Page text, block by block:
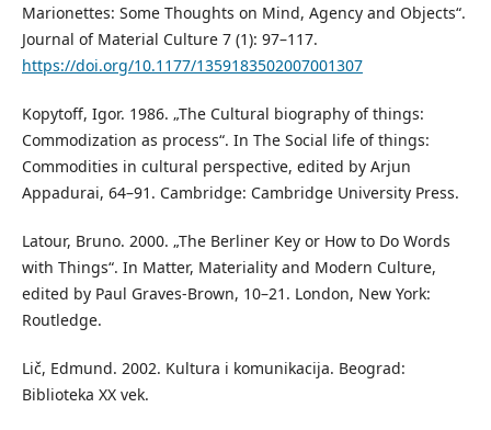
Marionettes: Some Thoughts on Mind, Agency and Objects“.
Journal of Material Culture 7 (1): 97–117.
https://doi.org/10.1177/1359183502007001307
Kopytoff, Igor. 1986. „The Cultural biography of things:
Commodization as process“. In The Social life of things:
Commodities in cultural perspective, edited by Arjun
Appadurai, 64–91. Cambridge: Cambridge University Press.
Latour, Bruno. 2000. „The Berliner Key or How to Do Words
with Things“. In Matter, Materiality and Modern Culture,
edited by Paul Graves-Brown, 10–21. London, New York:
Routledge.
Lič, Edmund. 2002. Kultura i komunikacija. Beograd:
Biblioteka XX vek.